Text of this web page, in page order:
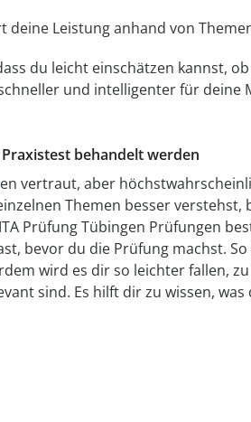
deine Leistung anhand von
du leicht einschätzen kannst,
und intelligenter für deine
behandelt werden
vertraut, aber
Themen besser
Prüfung Tübingen Prüfungen
bevor du die Prüfung machst.
wird es dir so leichter fallen,
sind. Es hilft dir zu wissen, was